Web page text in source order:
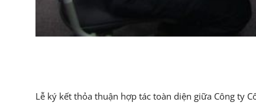
Lễ ký kết thỏa thuận hợp tác toàn diện giữa Công ty